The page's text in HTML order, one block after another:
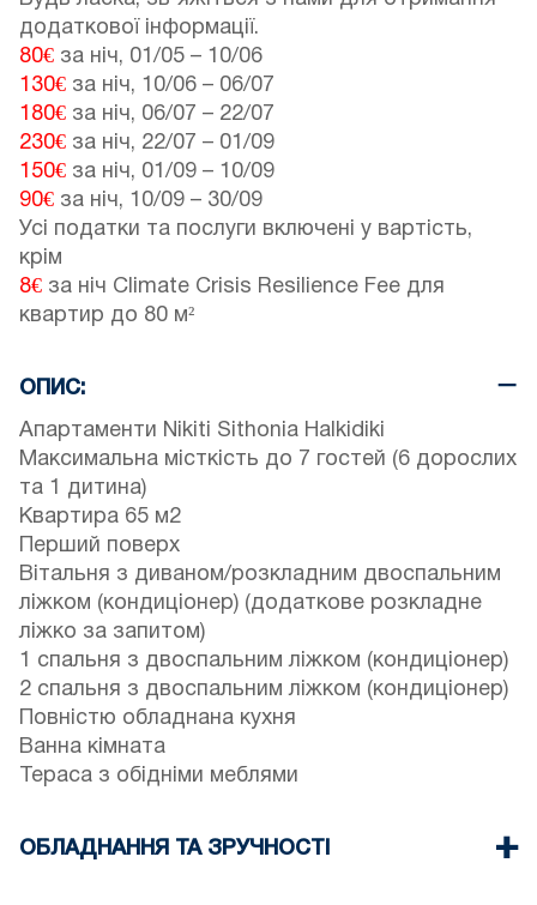
додаткової інформації.
80€ за ніч, 01/05 – 10/06
130€ за ніч, 10/06 – 06/07
180€ за ніч, 06/07 – 22/07
230€ за ніч, 22/07 – 01/09
150€ за ніч, 01/09 – 10/09
90€ за ніч, 10/09 – 30/09
Усі податки та послуги включені у вартість,
крім
8€ за ніч Climate Crisis Resilience Fee для
квартир до 80 м²
ОПИС:
Апартаменти Nikiti Sithonia Halkidiki
Максимальна місткість до 7 гостей (6 дорослих
та 1 дитина)
Квартира 65 м2
Перший поверх
Вітальня з диваном/розкладним двоспальним
ліжком (кондиціонер) (додаткове розкладне
ліжко за запитом)
1 спальня з двоспальним ліжком (кондиціонер)
2 спальня з двоспальним ліжком (кондиціонер)
Повністю обладнана кухня
Ванна кімната
Тераса з обідніми меблями
ОБЛАДНАННЯ ТА ЗРУЧНОСТІ